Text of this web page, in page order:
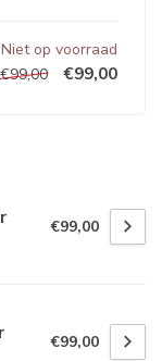
Niet op voorraad
€99,00
€99,00
€99,00
€99,00